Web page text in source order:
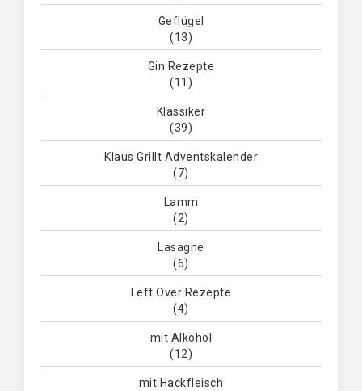
Geflügel
(13)
Gin Rezepte
(11)
Klassiker
(39)
Klaus Grillt Adventskalender
(7)
Lamm
(2)
Lasagne
(6)
Left Over Rezepte
(4)
mit Alkohol
(12)
mit Hackfleisch